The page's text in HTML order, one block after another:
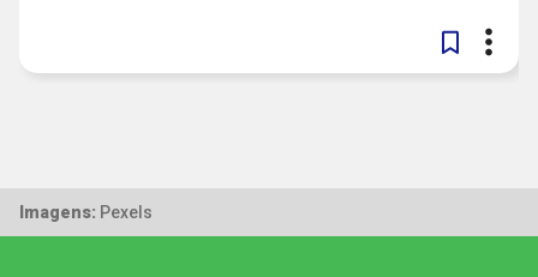
Imagens: Pexels